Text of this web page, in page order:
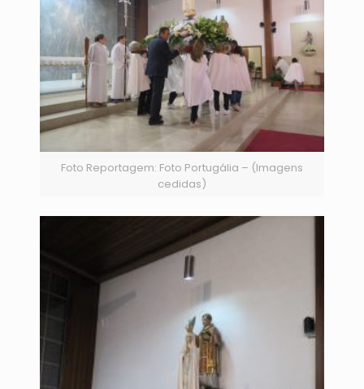
Foto Reportagem: Foto Portugália – (Imagens
cedidas)